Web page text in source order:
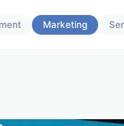
Marketing